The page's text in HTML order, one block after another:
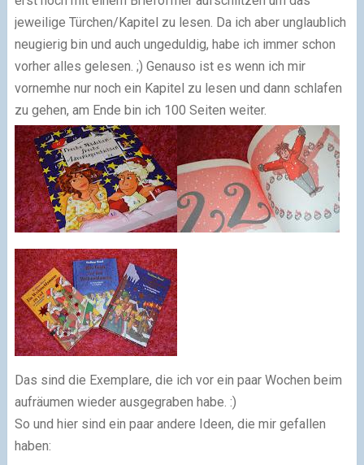
jeweilige Türchen/Kapitel zu lesen. Da ich aber unglaublich
neugierig bin und auch ungeduldig, habe ich immer schon
vorher alles gelesen. ;) Genauso ist es wenn ich mir
vornemhe nur noch ein Kapitel zu lesen und dann schlafen
zu gehen, am Ende bin ich 100 Seiten weiter.
Das sind die Exemplare, die ich vor ein paar Wochen beim
aufräumen wieder ausgegraben habe. :)
So und hier sind ein paar andere Ideen, die mir gefallen
haben: